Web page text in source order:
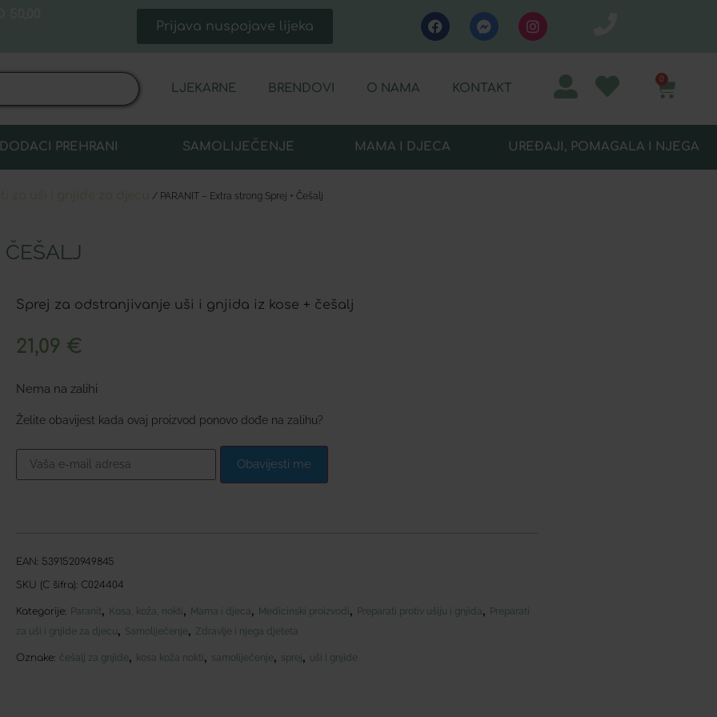
Prijava nuspojave lijeka
LJEKARNE BRENDOVI O NAMA KONTAKT
0
DODACI PREHRANI SAMOLIJEČENJE MAMA I DJECA UREĐAJI, POMAGALA I NJEGA
/ PARANIT – Extra strong Sprej + Češalj
Sprej za odstranjivanje uši i gnjida iz kose + češalj
21,09 €
Nema na zalihi
Želite obavijest kada ovaj proizvod ponovo dođe na zalihu?
Obavijesti me
EAN: 5391520949845
SKU (C šifra): C024404
Kategorije: Paranit, Kosa, koža, nokti, Mama i djeca, Medicinski proizvodi, Preparati protiv ušiju i gnjida, Preparati
za uši i gnjide za djecu, Samoliječenje, Zdravlje i njega djeteta
Oznake: češalj za gnjide, kosa koža nokti, samoliječenje, sprej, uši i gnjide